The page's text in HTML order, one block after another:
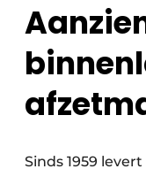
Sinds 1959